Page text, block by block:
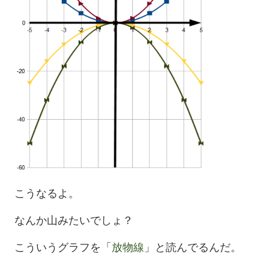
こうなるよ。
なんか山みたいでしょ？
こういうグラフを「放物線 」と読んでるんだ。